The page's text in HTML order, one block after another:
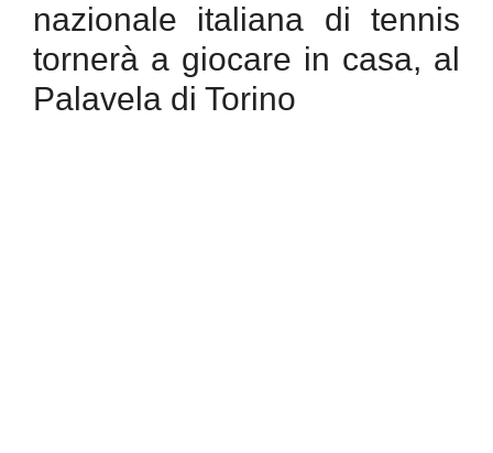
nazionale italiana di tennis
tornerà a giocare in casa, al
Palavela di Torino